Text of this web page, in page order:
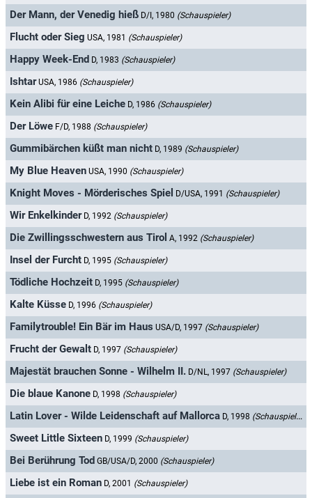
Der Mann, der Venedig hieß D/I, 1980 (Schauspieler)
Flucht oder Sieg USA, 1981 (Schauspieler)
Happy Week-End D, 1983 (Schauspieler)
Ishtar USA, 1986 (Schauspieler)
Kein Alibi für eine Leiche D, 1986 (Schauspieler)
Der Löwe F/D, 1988 (Schauspieler)
Gummibärchen küßt man nicht D, 1989 (Schauspieler)
My Blue Heaven USA, 1990 (Schauspieler)
Knight Moves - Mörderisches Spiel D/USA, 1991 (Schauspieler)
Wir Enkelkinder D, 1992 (Schauspieler)
Die Zwillingsschwestern aus Tirol A, 1992 (Schauspieler)
Insel der Furcht D, 1995 (Schauspieler)
Tödliche Hochzeit D, 1995 (Schauspieler)
Kalte Küsse D, 1996 (Schauspieler)
Familytrouble! Ein Bär im Haus USA/D, 1997 (Schauspieler)
Frucht der Gewalt D, 1997 (Schauspieler)
Majestät brauchen Sonne - Wilhelm II. D/NL, 1997 (Schauspieler)
Die blaue Kanone D, 1998 (Schauspieler)
Latin Lover - Wilde Leidenschaft auf Mallorca D, 1998 (Schauspieler)
Sweet Little Sixteen D, 1999 (Schauspieler)
Bei Berührung Tod GB/USA/D, 2000 (Schauspieler)
Liebe ist ein Roman D, 2001 (Schauspieler)